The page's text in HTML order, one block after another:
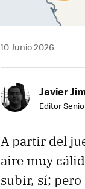
10 Junio 2026
Javier
Editor
A partir del
aire muy
subir, sí; pero